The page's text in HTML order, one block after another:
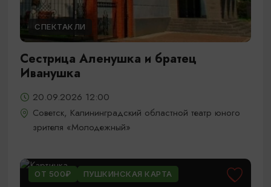
СПЕКТАКЛИ
Сестрица Аленушка и братец
Иванушка
20.09.2026 12:00
Советск, Калининградский областной театр юного
зрителя «Молодежный»
ОТ 500₽ ПУШКИНСКАЯ КАРТА